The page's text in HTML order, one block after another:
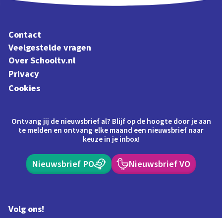
Contact
Veelgestelde vragen
Over Schooltv.nl
Privacy
Cookies
Ontvang jij de nieuwsbrief al? Blijf op de hoogte door je aan
te melden en ontvang elke maand een nieuwsbrief naar
keuze in je inbox!
Nieuwsbrief PO Nieuwsbrief VO
Volg ons!